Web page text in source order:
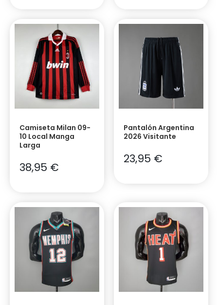
Camiseta Milan 09-
10 Local Manga
Larga
38,95 €
Pantalón Argentina
2026 Visitante
23,95 €